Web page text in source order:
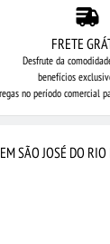
FRETE
Desfrute da
benefícios
no período comercial
SÃO JOSÉ DO RIO